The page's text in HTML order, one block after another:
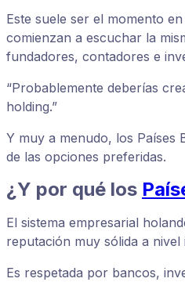
Este suele ser el momento
comienzan a escuchar la
fundadores, contadores e
“Probablemente deberías
holding.”
Y muy a menudo, los Países
de las opciones preferidas.
¿Y por qué los
El sistema empresarial
reputación muy sólida a nivel
Es respetada por bancos,